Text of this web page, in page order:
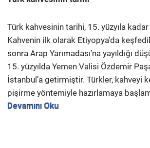
Türk kahvesinin tarihi, 15. yüzyıla
Kahvenin ilk olarak Etiyopya’da
sonra Arap Yarımadası’na yayıldığı
15. yüzyılda Yemen Valisi Özdemir
İstanbul’a getirmiştir. Türkler, kahveyi
pişirme yöntemiyle hazırlamaya
Devamını Oku